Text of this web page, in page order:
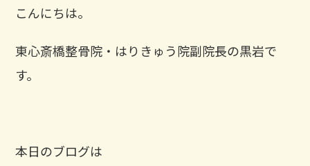
こんにちは。
東心斎橋整骨院・はりきゅう院副院長の黒岩で
す。
本日のブログは